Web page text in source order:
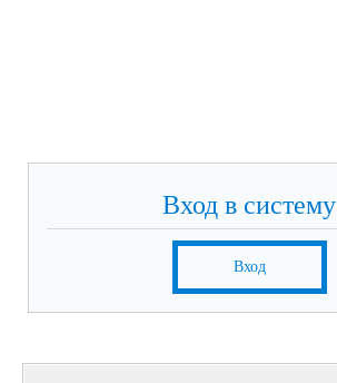
Вход в систему
Вход